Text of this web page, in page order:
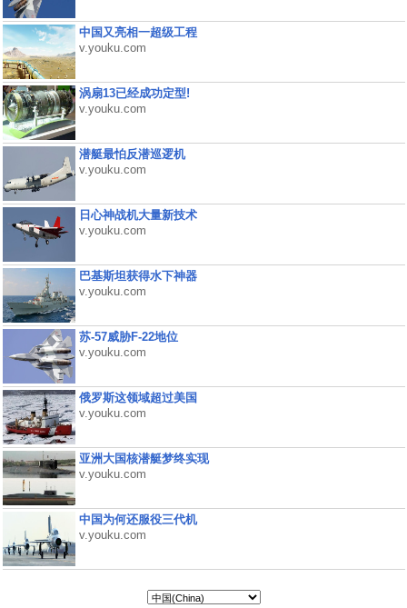
中国又亮相一超级工程
v.youku.com
涡扇13已经成功定型!
v.youku.com
潜艇最怕反潜巡逻机
v.youku.com
日心神战机大量新技术
v.youku.com
巴基斯坦获得水下神器
v.youku.com
苏-57威胁F-22地位
v.youku.com
俄罗斯这领域超过美国
v.youku.com
亚洲大国核潜艇梦终实现
v.youku.com
中国为何还服役三代机
v.youku.com